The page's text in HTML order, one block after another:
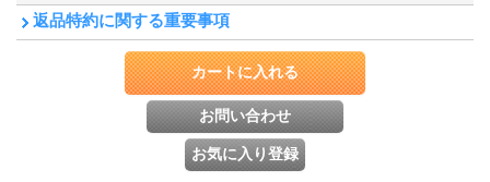
返品特約に関する重要事項